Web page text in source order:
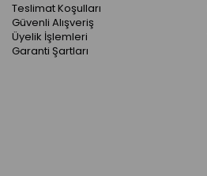
Teslimat Koşulları
Güvenli Alışveriş
Üyelik İşlemleri
Garanti Şartları